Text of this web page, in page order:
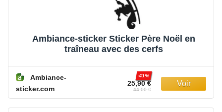
Ambiance-sticker Sticker Père Noël en
traîneau avec des cerfs
Ambiance-
sticker.com
25,90 €
-41%
44,00 €